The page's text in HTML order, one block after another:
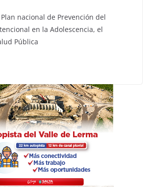
nacional de Prevención del
en la Adolescencia, el
Pública